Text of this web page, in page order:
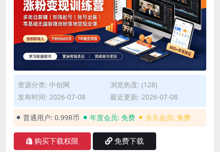
资源分类: 中创网
浏览热度: (128)
发布时间: 2026-07-08
最近更新: 2026-07-08
普通用户: 0.99R币 年度会员: 免费 永久会员: 免费
购买下载权限 免费下载